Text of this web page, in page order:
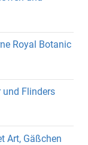
Royal Botanic
und Flinders
Art, Gäßchen